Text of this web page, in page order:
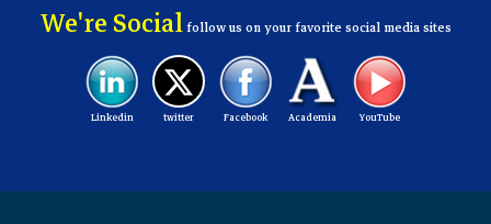
We're Socialfollow us on your favorite social media sites
YouTube
Academia
Facebook
twitter
Linkedin